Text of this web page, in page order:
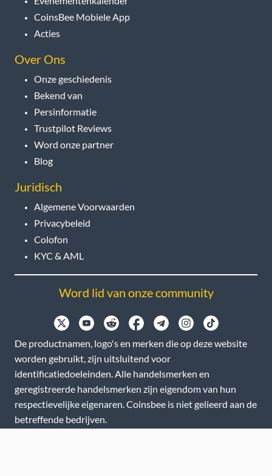
CoinsBee Mobiele App
Acties
Over Ons
Onze geschiedenis
Bekend van
Persinformatie
Trustpilot Reviews
Word onze partner
Blog
Juridisch
Algemene Voorwaarden
Privacybeleid
Colofon
KYC & AML
Word lid van onze community
De productnamen, logo's en merken die op deze website
worden gebruikt, zijn uitsluitend voor
identificatiedoeleinden. Alle handelsmerken en
geregistreerde handelsmerken zijn eigendom van hun
respectievelijke eigenaren. Coinsbee is niet gelieerd aan de
betreffende bedrijven.